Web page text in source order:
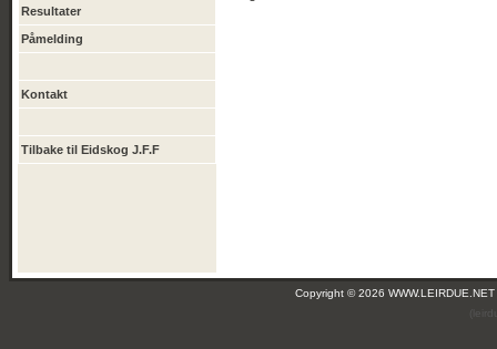
Resultater
Påmelding
Kontakt
Tilbake til Eidskog J.F.F
Copyright © 2026